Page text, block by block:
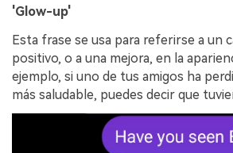
'Glow-up'
Esta frase se usa para referirse a un
positivo, o a una mejora, en la
ejemplo, si uno de tus amigos ha
más saludable, puedes decir que